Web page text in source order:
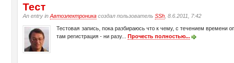
Тест
An entry inАвтоэлектроника создал пользовательSSh , 8.6.2011, 7:42
Тестовая запись, пока разбираюсь что к чему, с течением времени
там регистрация - ни разу...Прочесть полностью...